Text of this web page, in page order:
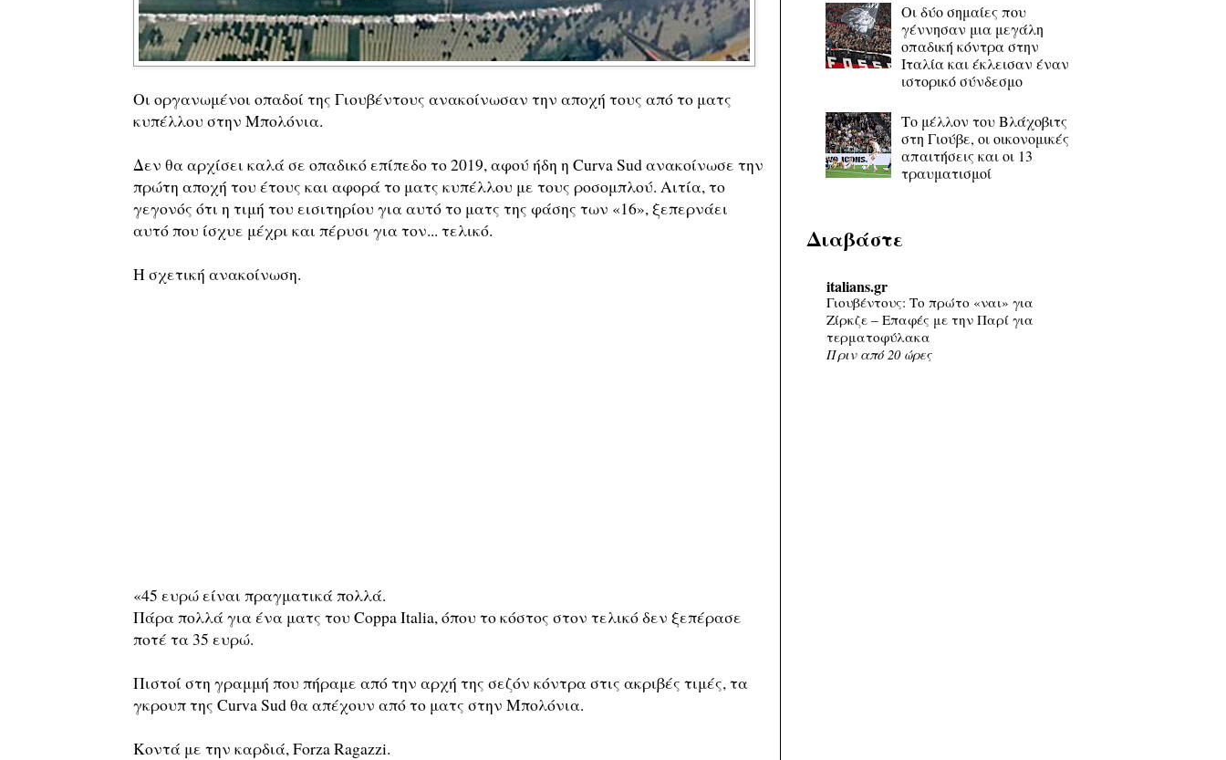
Οι οργανωμένοι οπαδοί της Γιουβέντους ανακοίνωσαν την αποχή τους από το ματς
κυπέλλου στην Μπολόνια.
Δεν θα αρχίσει καλά σε οπαδικό επίπεδο το 2019, αφού ήδη η Curva Sud ανακοίνωσε την
πρώτη αποχή του έτους και αφορά το ματς κυπέλλου με τους ροσομπλού. Αιτία, το
γεγονός ότι η τιμή του εισιτηρίου για αυτό το ματς της φάσης των «16», ξεπερνάει
αυτό που ίσχυε μέχρι και πέρυσι για τον... τελικό.
Η σχετική ανακοίνωση.
«45 ευρώ είναι πραγματικά πολλά.
Πάρα πολλά για ένα ματς του Coppa Italia, όπου το κόστος στον τελικό δεν ξεπέρασε
ποτέ τα 35 ευρώ.
Πιστοί στη γραμμή που πήραμε από την αρχή της σεζόν κόντρα στις ακριβές τιμές, τα
γκρουπ της Curva Sud θα απέχουν από το ματς στην Μπολόνια.
Κοντά με την καρδιά, Forza Ragazzi.
Οι δύο σημαίες που
γέννησαν μια μεγάλη
οπαδική κόντρα στην
Ιταλία και έκλεισαν έναν
ιστορικό σύνδεσμο
Το μέλλον του Βλάχοβιτς
στη Γιούβε, οι οικονομικές
απαιτήσεις και οι 13
τραυματισμοί
Διαβάστε
italians.gr
Γιουβέντους: Το πρώτο «ναι» για
Ζίρκζε – Επαφές με την Παρί για
τερματοφύλακα
Πριν από 20 ώρες